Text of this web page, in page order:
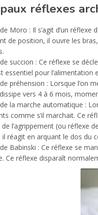
réflexes
Moro : Il s’agit d’un
de position, il ouvre les
succion : Ce réflexe se
essentiel pour l’alimentation
préhension : Lorsque l’on
vers 4 à 6 mois,
la marche automatique :
comme s’il marchait. Ce
l’agrippement (ou réflexe
il réagit en arquant le dos du
Babinski : Ce réflexe se
Ce réflexe disparaît